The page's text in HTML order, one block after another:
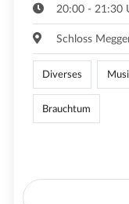
20:00 - 21:30
Schloss
Diverses
Brauchtum